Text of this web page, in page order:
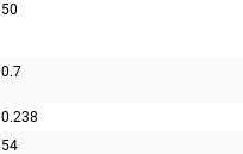
50
0.7
0.238
54